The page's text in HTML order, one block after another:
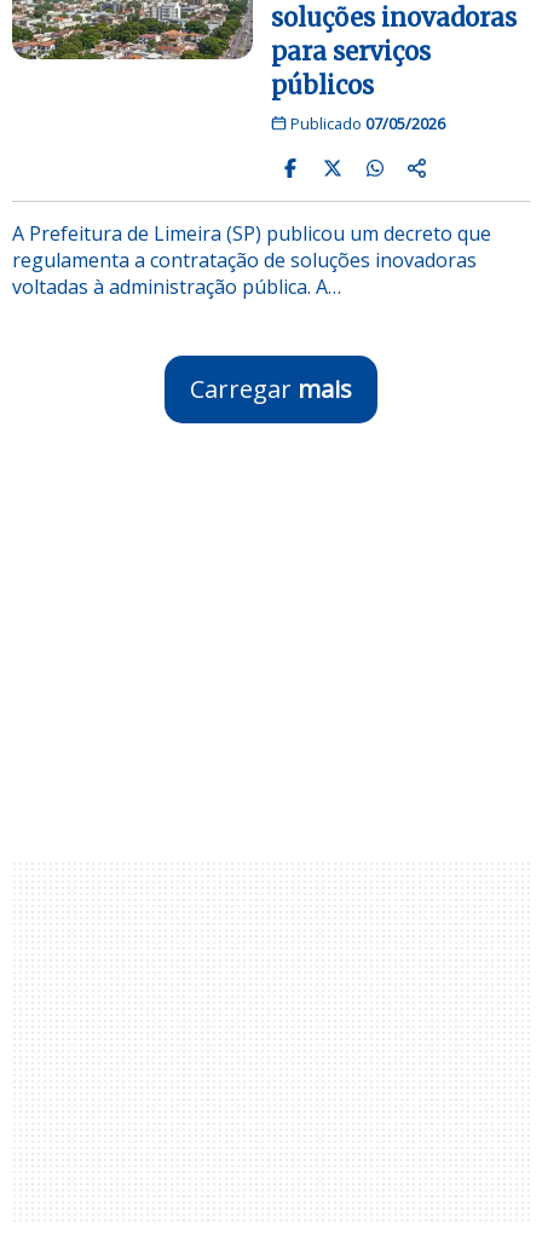
soluções inovadoras
para serviços
públicos
Publicado 07/05/2026
A Prefeitura de Limeira (SP) publicou um decreto que
regulamenta a contratação de soluções inovadoras
voltadas à administração pública. A…
Carregar mais